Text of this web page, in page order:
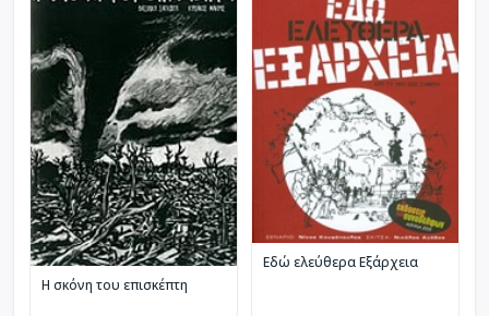
Η σκόνη του επισκέπτη
Εδώ ελεύθερα Εξάρχεια